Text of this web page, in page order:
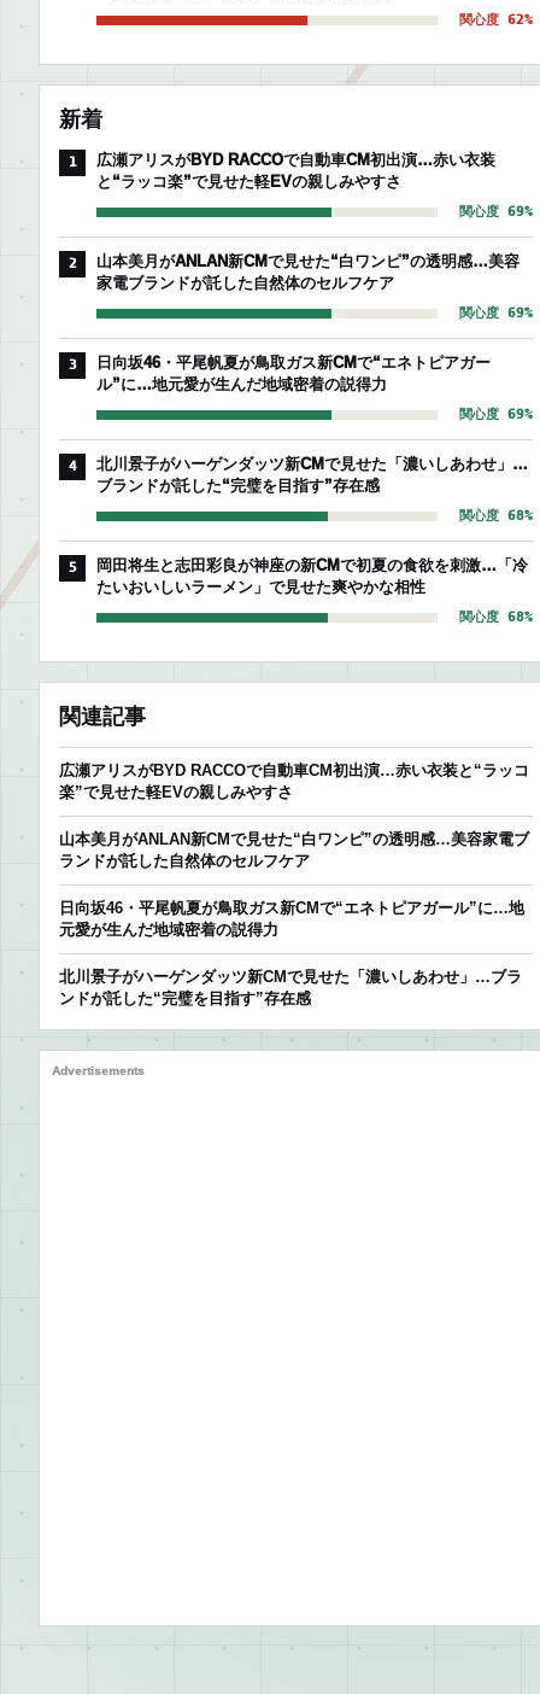
関心度 62%
新着
1
広瀬アリスがBYD RACCOで自動車CM初出演…赤い衣装
と“ラッコ楽”で見せた軽EVの親しみやすさ
関心度 69%
2
山本美月がANLAN新CMで見せた“白ワンピ”の透明感…美容
家電ブランドが託した自然体のセルフケア
関心度 69%
3
日向坂46・平尾帆夏が鳥取ガス新CMで“エネトピアガー
ル”に…地元愛が生んだ地域密着の説得力
関心度 69%
4
北川景子がハーゲンダッツ新CMで見せた「濃いしあわせ」…
ブランドが託した“完璧を目指す”存在感
関心度 68%
5
岡田将生と志田彩良が神座の新CMで初夏の食欲を刺激…「冷
たいおいしいラーメン」で見せた爽やかな相性
関心度 68%
関連記事
広瀬アリスがBYD RACCOで自動車CM初出演…赤い衣装と“ラッコ
楽”で見せた軽EVの親しみやすさ
山本美月がANLAN新CMで見せた“白ワンピ”の透明感…美容家電ブ
ランドが託した自然体のセルフケア
日向坂46・平尾帆夏が鳥取ガス新CMで“エネトピアガール”に…地
元愛が生んだ地域密着の説得力
北川景子がハーゲンダッツ新CMで見せた「濃いしあわせ」…ブラ
ンドが託した“完璧を目指す”存在感
Advertisements